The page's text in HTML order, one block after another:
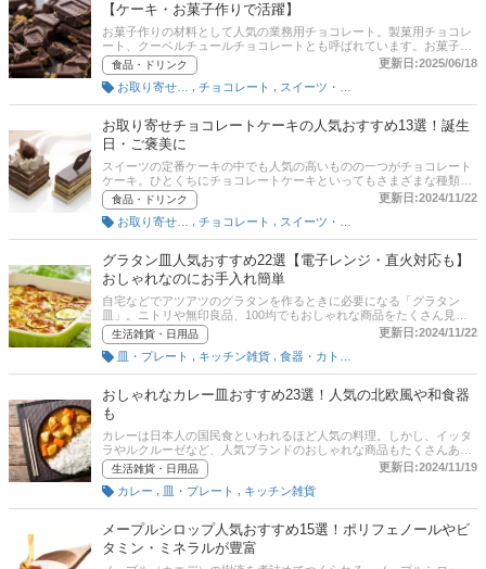
【ケーキ・お菓子作りで活躍】
お菓子作りの材料として人気の業務用チョコレート。製菓用チョコレ
ート、クーベルチュールチョコレートとも呼ばれています。お菓子作
りの材料としてだけではなく、そのまま食べてる方も増えてきており
人気も高まっていますよ。この記事では業務用チョコレートのおすす
め商品をご紹介。ビターやミルク、砂糖不使用・低糖質のものからお
菓子作りの材料にピッタリの大容量のものまで、お得で美味しい商品
を紹介しているので、ぜひ参考にしてください。
食品・ドリンク
更新日:2025/06/18
チョコレート
お取り寄せチョコレートケーキの人気おすすめ13選！誕生
日・ご褒美に
スイーツの定番ケーキの中でも人気の高いものの一つがチョコレート
ケーキ。ひとくちにチョコレートケーキといってもさまざまな種類が
ありますし、有名店や人気パティシエのものなど目移りしてしまいま
すね。この記事では、お取り寄せできるチョコレートケーキのおすす
め商品を紹介します。自分へのご褒美や、身近な人の誕生日、クリス
マス、バレンタインなど特別な記念日にもぴったり。高級な人気店の
ガトーショコラやフォンダンショコラなどをピックアップしていま
す！後半には、比較一覧表や通販サイトの最新人気ランキングもある
ので、売れ筋や口コミとあわせてチェックしてみてください。
食品・ドリンク
更新日:2024/11/22
チョコレート
グラタン皿人気おすすめ22選【電子レンジ・直火対応も】
おしゃれなのにお手入れ簡単
自宅などでアツアツのグラタンを作るときに必要になる「グラタン
皿」。ニトリや無印良品、100均でもおしゃれな商品をたくさん見か
けますよね。この記事では、グラタン皿の選び方とユーザーイチオシ
の商品、編集部のおすすめの商品を厳選！ オーブン使用はもちろん、
電子レンジや直火で使える便利な商品から、プレゼントにもぴったり
なストウブやル・クルーゼ、ブルーノなどの人気ブランドの商品など
幅広く紹介します。記事後半には、Amazonや楽天市場、ヤフーの人
気売れ筋ランキングや、グラタン皿を使った料理の作り方レシピも掲
載。ぜひ最後までチェックして、おしゃれで使い勝手のよいグラタン
皿を見つけてくださいね。
生活雑貨・日用品
更新日:2024/11/22
皿・プレート
キッチン雑貨
おしゃれなカレー皿おすすめ23選！人気の北欧風や和食器
も
カレーは日本人の国民食といわれるほど人気の料理。しかし、イッタ
ラやルクルーゼなど、人気ブランドのおしゃれな商品もたくさんあ
り、どれにするか迷ってしまいますよね。この記事では、料理家・フ
ードスタイリスト・テーブルウェアスタイリストの池 ももこさんに伺
ったカレー皿の上手な選び方と厳選したおすすめ商品をご紹介してい
ます。記事の後半では、Amazonなど通販サイトの人気ランキングも
あるので、売れ筋や口コミもチェックしてみてください。
生活雑貨・日用品
更新日:2024/11/19
カレー
皿・プレート キッチン雑貨
メープルシロップ人気おすすめ15選！ポリフェノールやビ
タミン・ミネラルが豊富